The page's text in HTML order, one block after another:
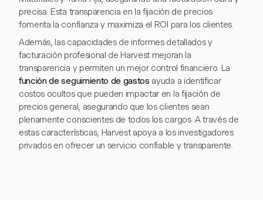
precisa. Esta transparencia en la fijación de precios
fomenta la confianza y maximiza el ROI para los clientes.
Además, las capacidades de informes detallados y
facturación profesional de Harvest mejoran la
transparencia y permiten un mejor control financiero. La
función de seguimiento de gastos ayuda a identificar
costos ocultos que pueden impactar en la fijación de
precios general, asegurando que los clientes sean
plenamente conscientes de todos los cargos. A través de
estas características, Harvest apoya a los investigadores
privados en ofrecer un servicio confiable y transparente.